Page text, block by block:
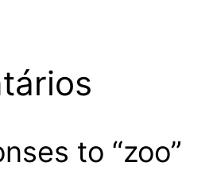
to “zoo”